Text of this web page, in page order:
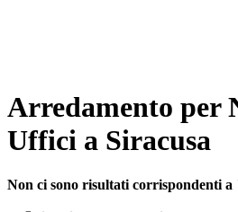
Arredamento per
Uffici a Siracusa
Non ci sono risultati corrispondenti